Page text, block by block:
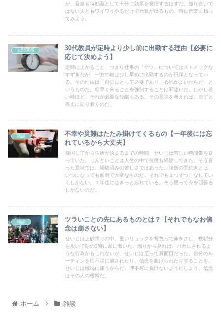
が、音楽も特効薬として十分に効果を発揮するはずだ。知り合いで
はない人ともワイワイやるだけで元気が出るもの。時に音楽に頼っ
てみよう。
人間関係
30代教員が定時より少し前に出勤する理由【必要に
応じて決めよう】
定時に上がること、つまり仕事の「ケツ」についてはストイックな
すずきだが、一方で朝は少し早めに出勤するのが日課となってい
る。その理由は「自分にとって必要であり、心地がよいからだ」と
いうものだ。朝早く来ることを強制することは間違いだ。しかし若
い時ほど、それが必要な段階もある。その意味を考えれば、自ずと
答えに辿り着くのだ。
雑談
不幸や災難はたたみ掛けてくるもの【一年後には忘
れているから大丈夫】
帰国してから住所が決まるまでの時間、せいじは苦しい時間帯を送
っていた。しんどいことは人生の中で何度も経験してきた。そう言
った意味では、経験済みの苦しさではあった。諸所の手続きとは、
いつになっても面倒で大変なものだ。それでも１つずつこなしてい
くしかない。１年後にはきっと忘れている。そう思って今を頑張る
しかないのだ。
雑談
ツラいことの先にあるものとは？【それでもなお信
念は崩さない】
せいじは土砂降りの中、重いリュックを背負って傘をさし、数駅分
を歩いて朝の3時に家に着いた。周りから見れば、バカにされるよ
うな行為かもしれないが、せいじは至って真面目だった。自分のル
ーティンを理不尽に崩されたり、信念を曲げられたりすることを、
せいじは極端に嫌うからだ。理不尽に負けないようにしよう。信念
はその人の根幹だ。
ホーム 雑談